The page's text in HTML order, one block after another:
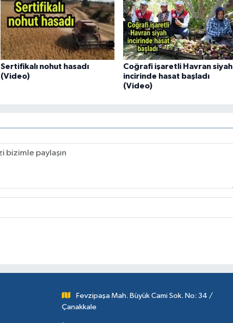
Sertifikalı nohut hasadı
(Video)
Coğrafi işaretli Havran siyah
incirinde hasat başladı
(Video)
Fevzipaşa Mah. Büyük Cami Sok. No: 34 /
Çanakkale